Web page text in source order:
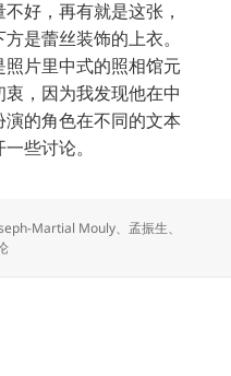
好，再有就是这张，
是蕾丝装饰的上衣。
片里中式的照相馆元
，因为我发现他在中
的角色在不同的文本
些讨论。
Martial Mouly、孟振生、
主教的罗生门